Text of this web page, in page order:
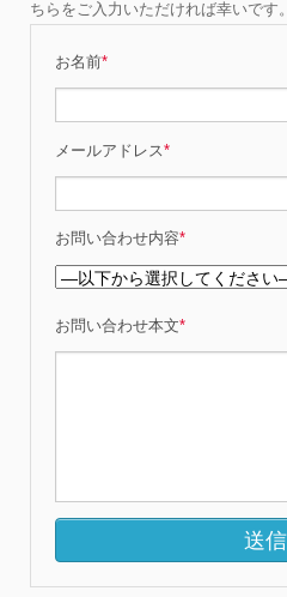
ちらをご入力いただければ幸いです。
お名前*
メールアドレス*
お問い合わせ内容*
お問い合わせ本文*